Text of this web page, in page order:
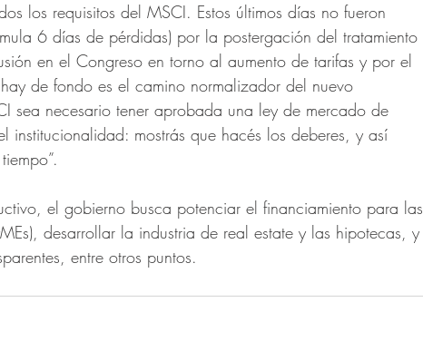
los requisitos del MSCI. Estos últimos días no fueron
6 días de pérdidas) por la postergación del tratamiento
en el Congreso en torno al aumento de tarifas y por el
de fondo es el camino normalizador del nuevo
sea necesario tener aprobada una ley de mercado de
institucionalidad: mostrás que hacés los deberes, y así
el gobierno busca potenciar el financiamiento para las
desarrollar la industria de real estate y las hipotecas, y
entre otros puntos.